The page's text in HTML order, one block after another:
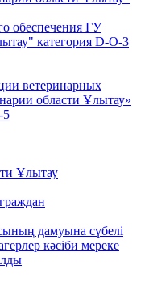
обеспечения ГУ
категория D-O-3
ветеринарных
области Ұлытау»
5
Ұлытау
дамуына сүбелі
кәсіби мереке